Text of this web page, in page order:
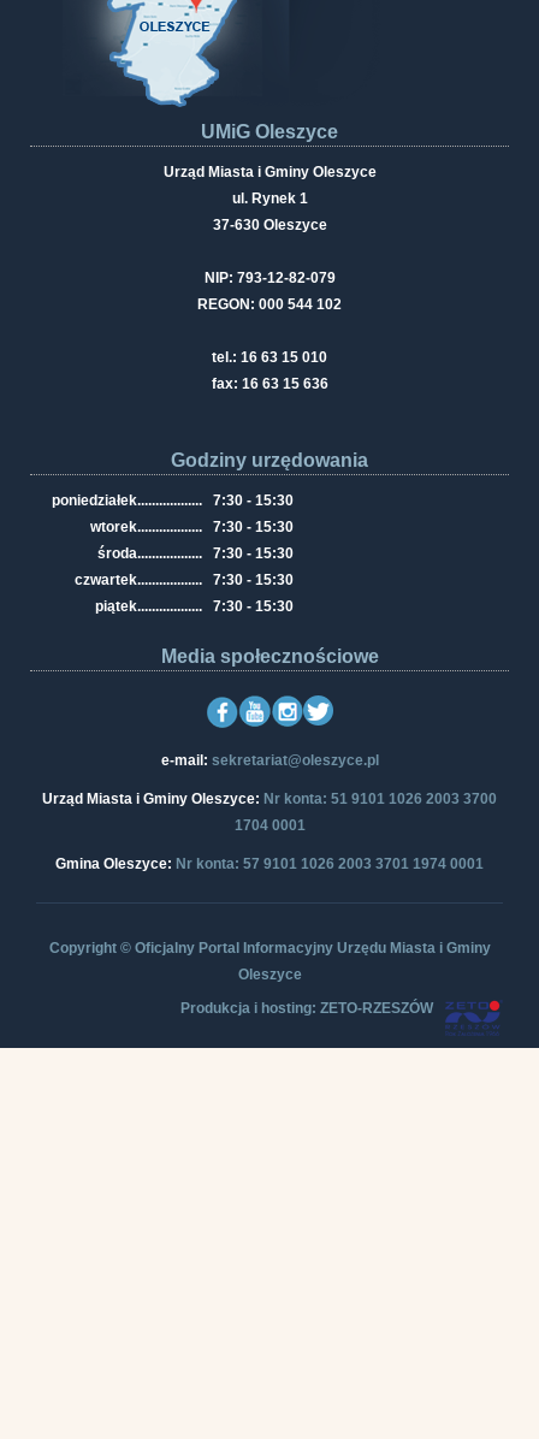
UMiG Oleszyce
Urząd Miasta i Gminy Oleszyce
ul. Rynek 1
37-630 Oleszyce
NIP: 793-12-82-079
REGON: 000 544 102
tel.: 16 63 15 010
fax: 16 63 15 636
Godziny urzędowania
poniedziałek..................
7:30 - 15:30
wtorek..................
7:30 - 15:30
środa..................
7:30 - 15:30
czwartek..................
7:30 - 15:30
piątek.................. 7:30 - 15:30
Media społecznościowe
e-mail: sekretariat@oleszyce.pl
Urząd Miasta i Gminy Oleszyce: Nr konta: 51 9101 1026 2003 3700
1704 0001
Gmina Oleszyce: Nr konta: 57 9101 1026 2003 3701 1974 0001
Copyright © Oficjalny Portal Informacyjny Urzędu Miasta i Gminy
Oleszyce
Produkcja i hosting: ZETO-RZESZÓW